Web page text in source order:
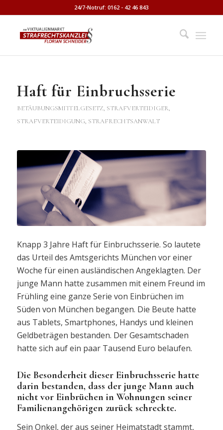
24/7-Notruf: 0162 - 42 46 843
Haft für Einbruchsserie
BETÄUBUNGSMITTELGESETZ, STRAFVERTEIDIGER,
STRAFVERTEIDIGUNG, STRAFRECHTSANWALT
Knapp 3 Jahre Haft für Einbruchsserie. So lautete
das Urteil des Amtsgerichts München vor einer
Woche für einen ausländischen Angeklagten. Der
junge Mann hatte zusammen mit einem Freund im
Frühling eine ganze Serie von Einbrüchen im
Süden von München begangen. Die Beute hatte
aus Tablets, Smartphones, Handys und kleinen
Geldbeträgen bestanden. Der Gesamtschaden
hatte sich auf ein paar Tausend Euro belaufen.
Die Besonderheit dieser Einbruchsserie hatte
darin bestanden, dass der junge Mann auch
nicht vor Einbrüchen in Wohnungen seiner
Familienangehörigen zurück schreckte.
Sein Onkel, der aus seiner Heimatstadt stammt,